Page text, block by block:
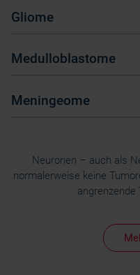
Gliome
Medulloblastome
Meningeome
Neuronen – auch als
normalerweise keine